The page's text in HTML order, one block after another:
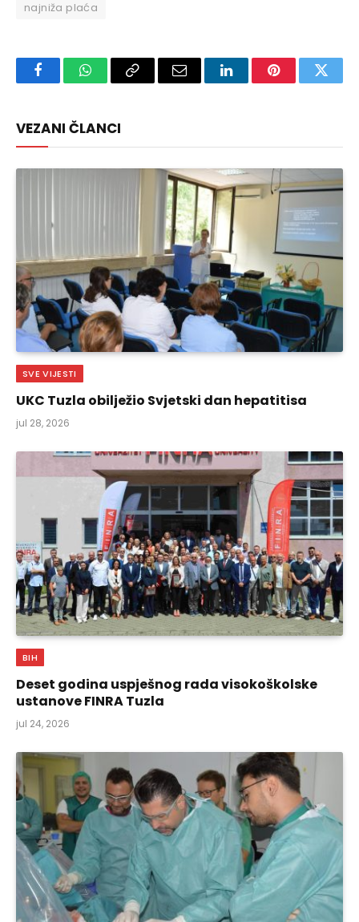
najniža plaća
FacebookWhatsAppCopy
Email LinkedInPinterest
VEZANI ČLANCI
SVE VIJESTI
UKC Tuzla obilježio Svjetski dan hepatitisa
jul 28, 2026
BIH
Deset godina uspješnog rada visokoškolske
ustanove FINRA Tuzla
jul 24, 2026